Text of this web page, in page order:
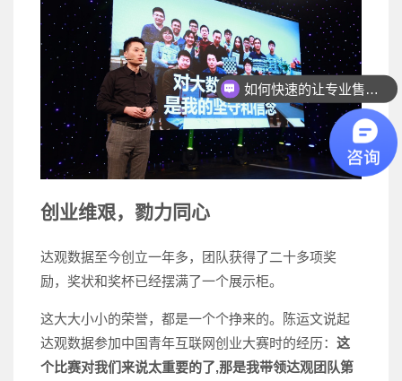
创业维艰，勠力同心
达观数据至今创立一年多，团队获得了二十多项奖
励，奖状和奖杯已经摆满了一个展示柜。
这大大小小的荣誉，都是一个个挣来的。陈运文说起
达观数据参加中国青年互联网创业大赛时的经历： 这
个比赛对我们来说太重要的了,那是我带领达观团队第